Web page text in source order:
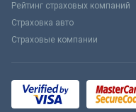
Рейтинг страховых компаний
Страховка авто
Страховые компании